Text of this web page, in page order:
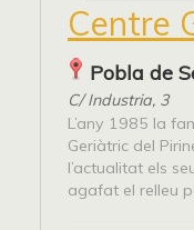
Centre
Pobla de
C/ Industria, 3
L’any 1985 la
Geriàtric del
l’actualitat els
agafat el relleu